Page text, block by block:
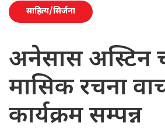
साहित्य/सिर्जना
अनेसास अस्टिन
मासिक रचना
कार्यक्रम सम्पन्न